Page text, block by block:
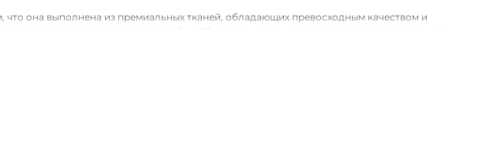
она выполнена из премиальных тканей, обладающих превосходным качеством и
движение вещи во время ходьбы. Юбка макси великолепно смотрится с туфлями на
ее универсальность.